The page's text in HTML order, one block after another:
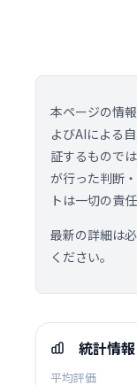
本ページの情
よびAIによる
証するもので
が行った判断
トは一切の責
最新の詳細は
ください。
統計情報
平均評価